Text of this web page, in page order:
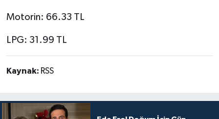
Motorin: 66.33 TL
LPG: 31.99 TL
Kaynak: RSS